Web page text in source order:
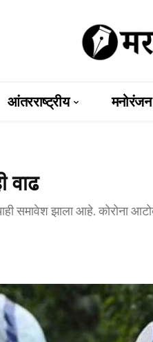
आंतरराष्ट्रीय मनोरंजन
वाढ
समावेश झाला आहे. कोरोना